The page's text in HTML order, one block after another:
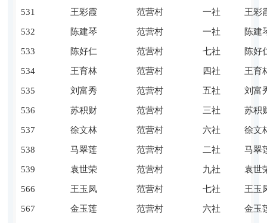
531 王彩霞 范营村 一社 王彩
532 陈建琴 范营村 一社 陈建
533 陈好仁 范营村 七社 陈好
534 王育林 范营村 四社 王育
535 刘富秀 范营村 五社 刘富
536 苏积财 范营村 三社 苏积
537 徐文林 范营村 六社 徐文
538 马翠莲 范营村 二社 马翠
539 袁世荣 范营村 九社 袁世
566 王玉凤 范营村 七社 王玉
567 金玉莲 范营村 六社 金玉